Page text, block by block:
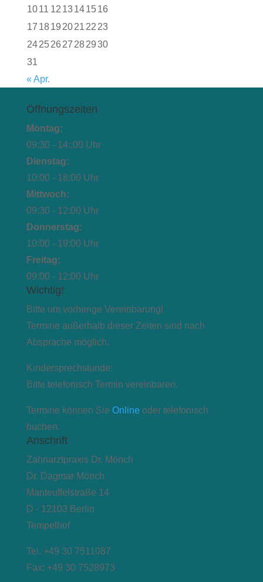
1011 12 13141516
17 1819 2021 22 23
242526 27 282930
31
« Apr.
Öffnungszeiten
Montag:
09:30 - 14::00 Uhr
Dienstag:
10:00 - 18:00 Uhr
Mittwoch:
09:30 - 12:00 Uhr
Donnerstag:
10:00 - 19:00 Uhr
Freitag:
09:00 - 12:00 Uhr
Wichtig!
Bitte um vorherige Vereinbarung!
Termine außerhalb dieser Zeiten sind nach
Absprache möglich.
Kindersprechstunde:
Bitte telefonisch Termin vereinbaren.
Termine können Sie Online oder telefonisch
buchen.
Anschrift
Zahnarztpraxis Dr. Mönch
Dr. Dagmar Mönch
Manteuffelstraße 14
D - 12103 Berlin
Tempelhof
Tel. +49 30 7511087
Fax: +49 30 7528973